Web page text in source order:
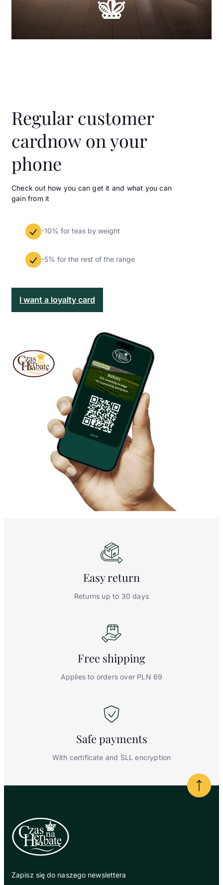
Regular customer
cardnow on your
phone
Check out how you can get it and what you can
gain from it
-10% for teas by weight
-5% for the rest of the range
I want a loyalty card
Easyreturn
Returns up to 30 days
Free shipping
Applies to orders over PLN 69
Safe payments
With certificate and SLL encryption
Zapisz się do naszego newslettera